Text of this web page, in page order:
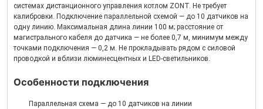
системах дистанционного управления котлом ZONT. Не требует
калибровки. Подключение параллельной схемой — до 10 датчиков на
одну линию. Максимальная длина линии 100 м; расстояние от
магистрального кабеля до датчика — не более 0,7 м, минимум между
точками подключения — 0,2 м. Не прокладывать рядом с силовой
проводкой и вблизи люминесцентных и LED-светильников.
Особенности подключения
Параллельная схема — до 10 датчиков на линии